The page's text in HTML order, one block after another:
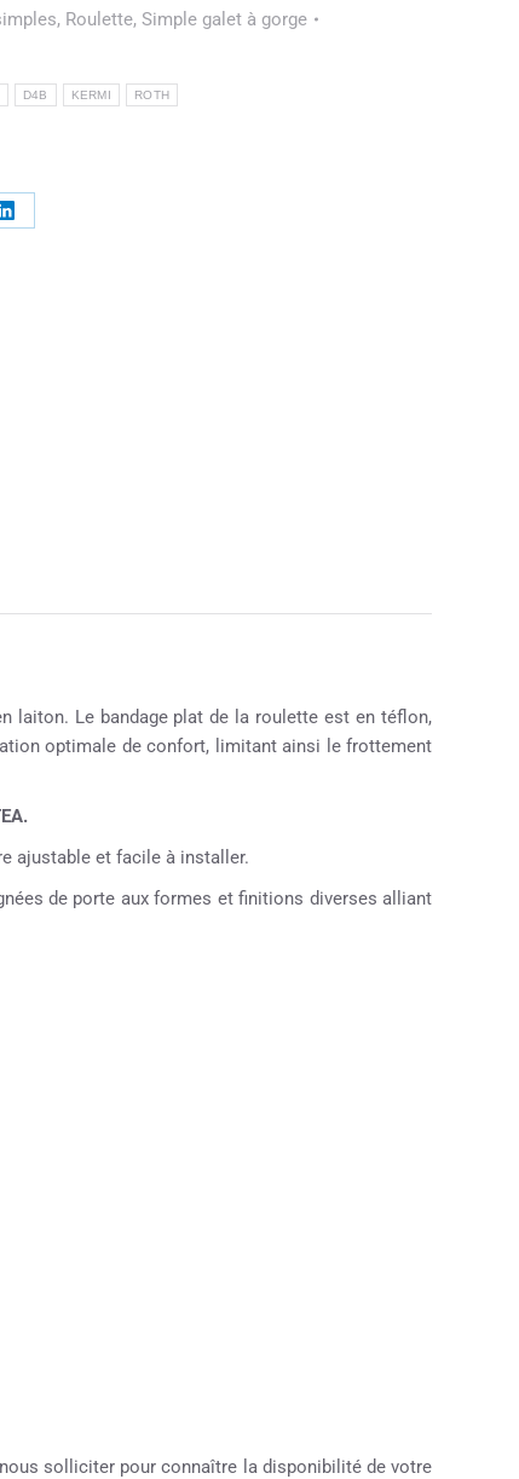
, Roulette, Simple galet à gorge
D4B KERMI ROTH
laiton. Le bandage plat de la roulette est en téflon,
optimale de confort, limitant ainsi le frottement
ajustable et facile à installer.
de porte aux formes et finitions diverses alliant
solliciter pour connaître la disponibilité de votre